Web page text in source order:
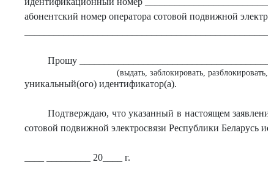
абонентский номер оператора сотовой подвижной
Прошу
(выдать, заблокировать,
уникальный(ого) идентификатор(а).
Подтверждаю, что указанный в настоящем
сотовой подвижной электросвязи Республики Беларусь
____ _________ 20____ г.